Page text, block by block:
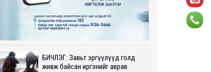
БИЧЛЭГ: Завьт эргүүлүүд голд
живж байсан иргэнийг аврав